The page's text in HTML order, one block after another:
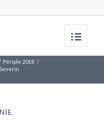
Périple 2018 /